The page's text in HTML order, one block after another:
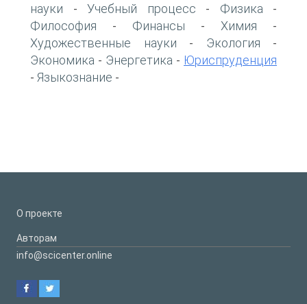
науки - Учебный процесс - Физика -
Философия - Финансы - Химия -
Художественные науки - Экология -
Экономика - Энергетика - Юриспруденция
- Языкознание -
О проекте
Авторам
info@scicenter.online